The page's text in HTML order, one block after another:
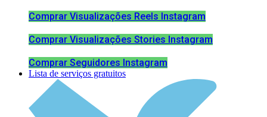
Comprar Visualizações Reels Instagram
Comprar Visualizações Stories Instagram
Comprar Seguidores Instagram
Lista de serviços gratuitos